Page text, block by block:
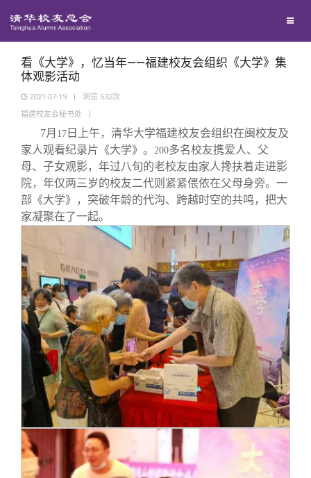
地区联络
年级联络
院系校友工作
专业委员会
兴趣群体
西南联大校友会
回馈母校
捐赠项目
捐赠新闻
捐赠纪事
捐赠方法
义工计划
媒体平台
《清华校友通讯》
《水木清华》
我要订阅
新媒体平台
百年清华
清华人物
清华故事
青春风采
校友文苑
校友讲坛
校友视界
校友服务
终身学习
信息化服务
三创大赛
实用信息
校友总会
总会简介
会长致辞
总会章程
理事会名单
看《大学》，忆当年——福建校友会组织《大学》集
体观影活动
2021-07-19 | 浏览 532次
福建校友会秘书处
|
7月 17 日上午，清华大学福建校友会组织在闽校友及
家人观看纪录片《大学》。 200多名校友携爱人、父
母、子女观影，年过八旬的老校友由家人搀扶着走进影
院，年仅两三岁的校友二代则紧紧偎依在父母身旁。一
部《大学》，突破年龄的代沟、跨越时空的共鸣，把大
家凝聚在了一起。